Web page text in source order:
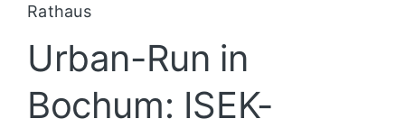
Sport
Kultur
Rathaus
Urban-Run in
Bochum: ISEK-